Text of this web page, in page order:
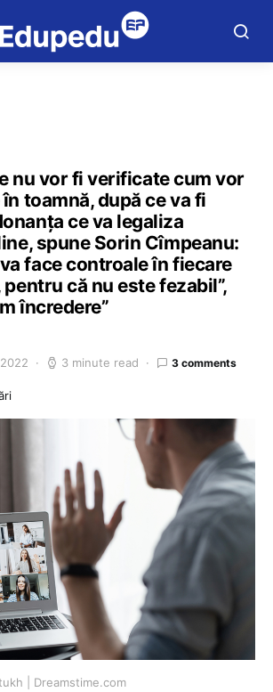
nu vor fi verificate cum vor
toamnă, după ce va fi
ce va legaliza
spune Sorin Cîmpeanu:
face controale în fiecare
că nu este fezabil”,
încredere”
3 minute read 3 comments
| Dreamstime.com